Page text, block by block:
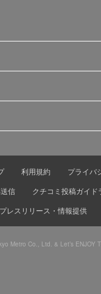
利用規約
プライバ
信
クチコミ投稿ガイド
プレスリリース・情報提供
Metro Co., Ltd. & Let’s ENJOY